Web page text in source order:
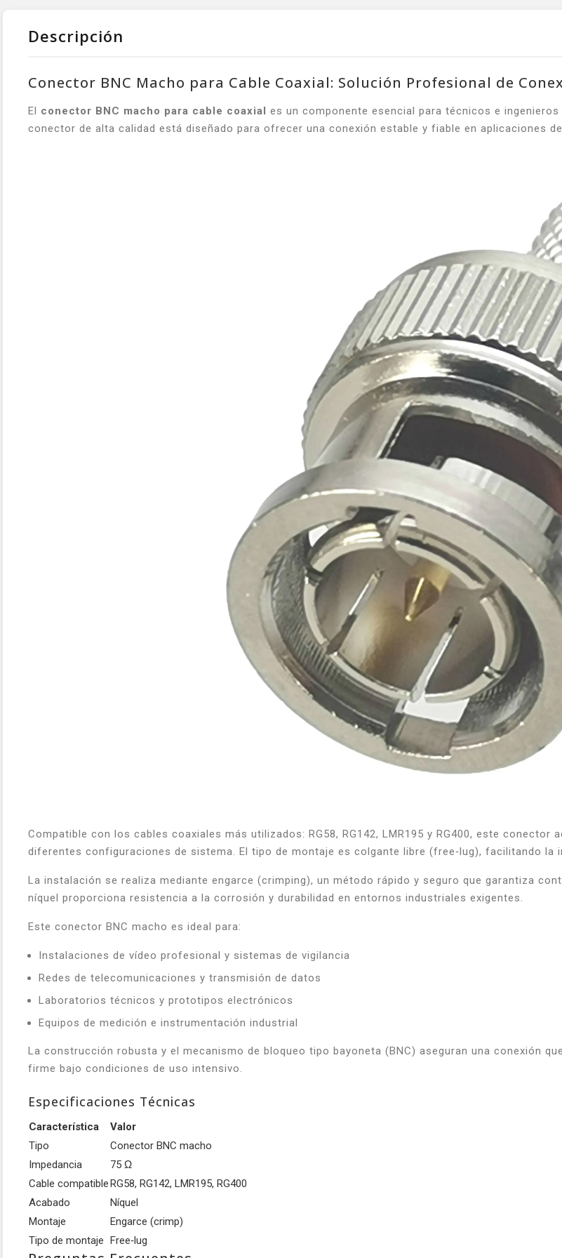
Descripción
Conector BNC Macho para Cable Coaxial: Solución Profesional de
El conector BNC macho para cable coaxial es un componente esencial para técnicos e
conector de alta calidad está diseñado para ofrecer una conexión estable y fiable en aplicaciones
Compatible con los cables coaxiales más utilizados: RG58, RG142, LMR195 y RG400, este
diferentes configuraciones de sistema. El tipo de montaje es colgante libre (free‐lug), facilitando
La instalación se realiza mediante engarce (crimping), un método rápido y seguro que garantiza
níquel proporciona resistencia a la corrosión y durabilidad en entornos industriales exigentes.
Este conector BNC macho es ideal para:
Instalaciones de vídeo profesional y sistemas de vigilancia
Redes de telecomunicaciones y transmisión de datos
Laboratorios técnicos y prototipos electrónicos
Equipos de medición e instrumentación industrial
La construcción robusta y el mecanismo de bloqueo tipo bayoneta (BNC) aseguran una conexión
firme bajo condiciones de uso intensivo.
Especificaciones Técnicas
Característica
Valor
Tipo
Conector BNC macho
Impedancia
75 Ω
Cable compatibleRG58, RG142, LMR195, RG400
Acabado
Níquel
Montaje
Engarce (crimp)
Tipo de montaje Free‑lug